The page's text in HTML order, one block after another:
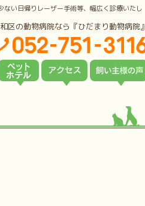
い日帰りレーザー手術等、幅広く診療いたし
区の動物病院なら『ひだまり動物病院』